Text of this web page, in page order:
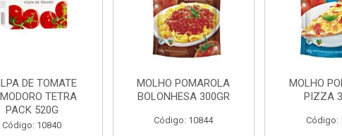
DE TOMATE
TETRA
PACK 520G
Código: 10840
MOLHO POMAROLA
BOLONHESA 300GR
Código: 10844
MOLHO
PIZZA
Código: